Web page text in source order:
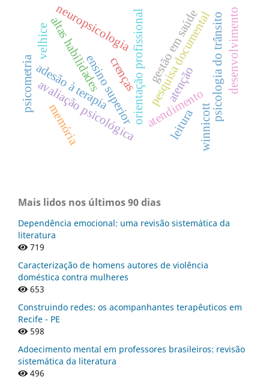
orientação profissional
avaliação psicológica
ensino superior pesquisa documentalpsicologia do trânsito
altas habilidades
atendimento
neuropsicologia desenvolvimento
adesão à terapiacrenças gestão em saúde
atenção
psicometria
leitura
memória
velhice
winnicott
Mais lidos nos últimos 90 dias
Dependência emocional: uma revisão sistemática da
literatura
719
Caracterização de homens autores de violência
doméstica contra mulheres
653
Construindo redes: os acompanhantes terapêuticos em
Recife - PE
598
Adoecimento mental em professores brasileiros: revisão
sistemática da literatura
496